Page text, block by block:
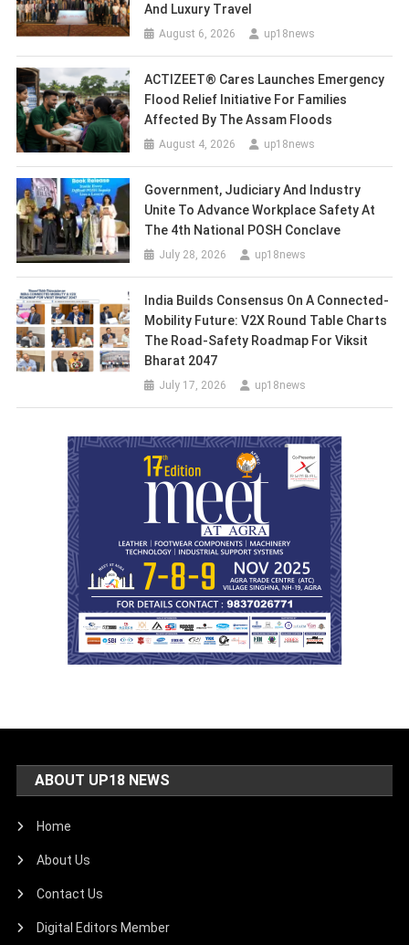
And Luxury Travel
August 6, 2026 up18news
ACTIZEET® Cares Launches Emergency
Flood Relief Initiative For Families
Affected By The Assam Floods
August 4, 2026 up18news
Government, Judiciary And Industry
Unite To Advance Workplace Safety At
The 4th National POSH Conclave
July 28, 2026 up18news
India Builds Consensus On A Connected-
Mobility Future: V2X Round Table Charts
The Road-Safety Roadmap For Viksit
Bharat 2047
July 17, 2026 up18news
ABOUT UP18 NEWS
Home
About Us
Contact Us
Digital Editors Member